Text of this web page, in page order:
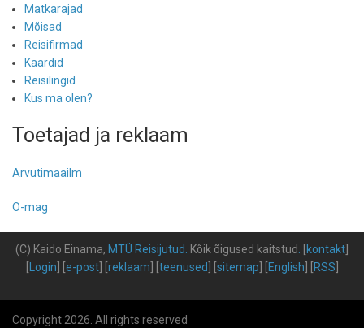
Matkarajad
Mõisad
Reisifirmad
Kaardid
Reisilingid
Kus ma olen?
Toetajad ja reklaam
Arvutimaailm
O-mag
(C) Kaido Einama, MTÜ Reisijutud. Kõik õigused kaitstud. kontakt
Login e-post] [ reklaam teenused sitemap English RSS
Copyright 2026. All rights reserved